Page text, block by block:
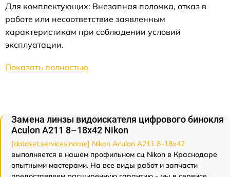
Для комплектующих: Внезапная поломка, отказ в
работе или несоответствие заявленным
характеристикам при соблюдении условий
эксплуатации.
Показать полностью
Замена линзы видоискателя цифрового бинокля
Aculon A211 8–18x42 Nikon
[dataset:services:name] Nikon Aculon A211 8–18x42
выполняется в нашем профильном сц Nikon в Краснодаре
опытными мастерами. На все виды работ и запчасти